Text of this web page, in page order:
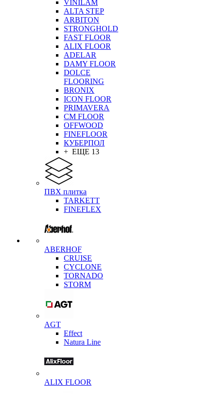
VINILAM
ALTA STEP
ARBITON
STRONGHOLD
FAST FLOOR
ALIX FLOOR
ADELAR
DAMY FLOOR
DOLCE
FLOORING
BRONIX
ICON FLOOR
PRIMAVERA
CM FLOOR
OFFWOOD
FINEFLOOR
КУБЕРПОЛ
+ ЕЩЕ 13
ПВХ плитка
TARKETT
FINEFLEX
ABERHOF
CRUISE
CYCLONE
TORNADO
STORM
AGT
Effect
Natura Line
ALIX FLOOR